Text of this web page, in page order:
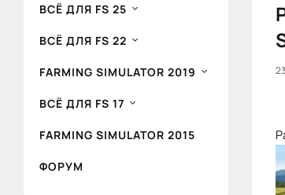
ВСЁ ДЛЯ FS 25
ВСЁ ДЛЯ FS 22
FARMING SIMULATOR 2019
ВСЁ ДЛЯ FS 17
FARMING SIMULATOR 2015
ФОРУМ